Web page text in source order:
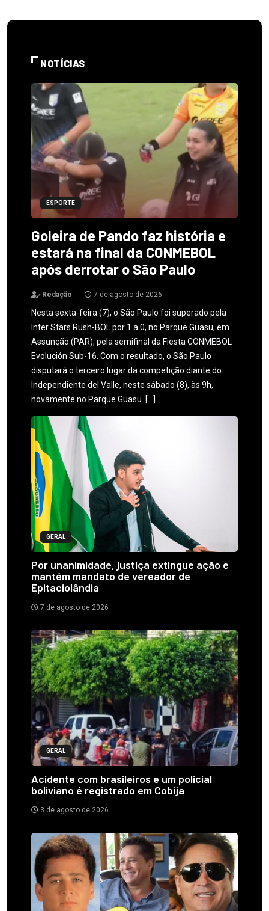
NOTÍCIAS
ESPORTE
Goleira de Pando faz história e
estará na final da CONMEBOL
após derrotar o São Paulo
Redação 7 de agosto de 2026
Nesta sexta-feira (7), o São Paulo foi superado pela
Inter Stars Rush-BOL por 1 a 0, no Parque Guasu, em
Assunção (PAR), pela semifinal da Fiesta CONMEBOL
Evolución Sub-16. Com o resultado, o São Paulo
disputará o terceiro lugar da competição diante do
Independiente del Valle, neste sábado (8), às 9h,
novamente no Parque Guasu. […]
GERAL
Por unanimidade, justiça extingue ação e
mantém mandato de vereador de
Epitaciolândia
7 de agosto de 2026
GERAL
Acidente com brasileiros e um policial
boliviano é registrado em Cobija
3 de agosto de 2026